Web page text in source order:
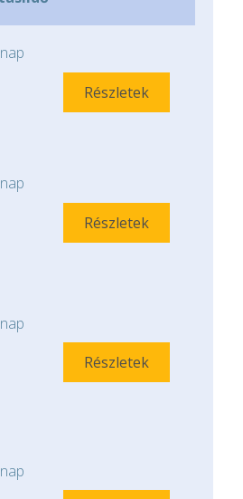
Részletek
Részletek
Részletek